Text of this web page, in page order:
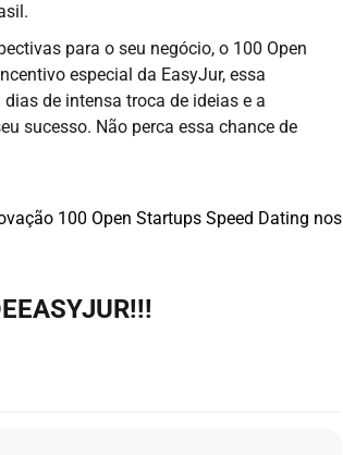
para o seu negócio, o 100 Open
especial da EasyJur, essa
de intensa troca de ideias e a
sucesso. Não perca essa chance de
100 Open Startups Speed Dating nos